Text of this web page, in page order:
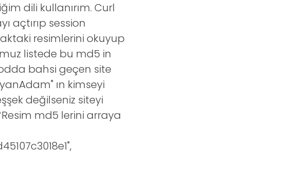
dili kullanırım. Curl
açtırıp session
resimlerini okuyup
listede bu md5 in
bahsi geçen site
ın kimseyi
değilseniz siteyi
md5 lerini arraya